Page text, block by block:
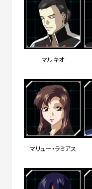
マルキオ
マリュー・ラミアス